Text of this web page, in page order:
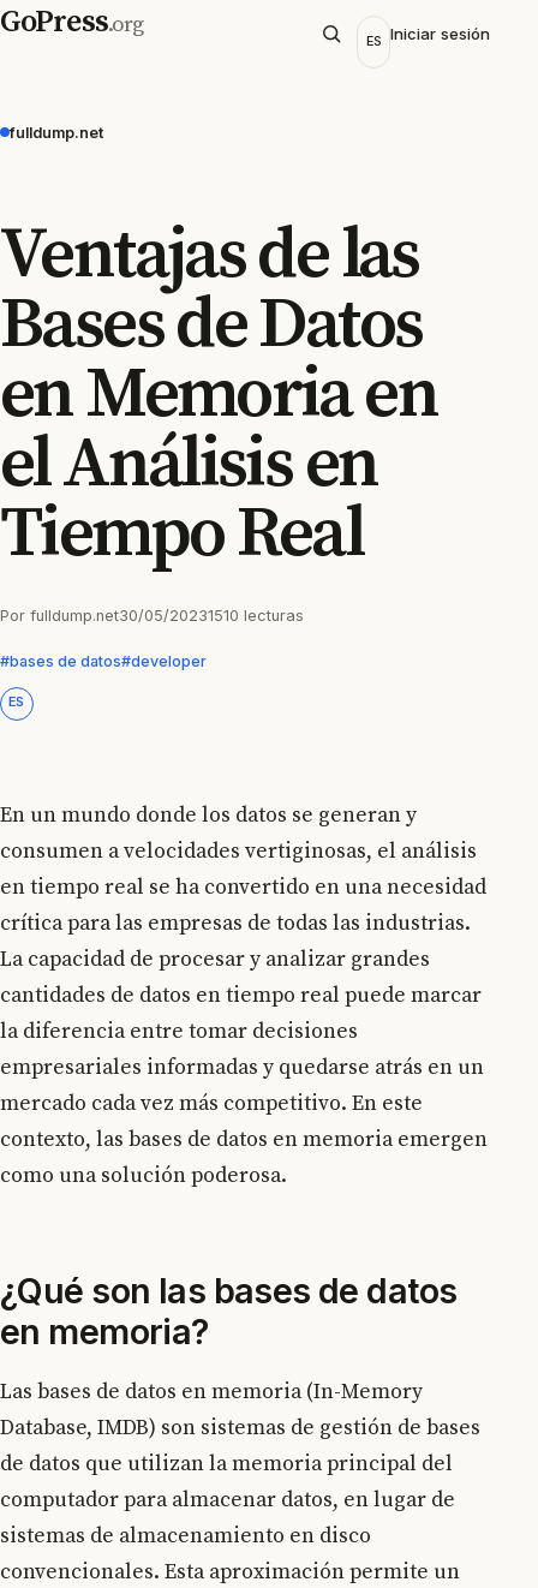
GoPress.org
ES Iniciar sesión
fulldump.net
Ventajas de las
Bases de Datos
en Memoria en
el Análisis en
Tiempo Real
Por fulldump.net30/05/20231510 lecturas
#bases de datos#developer
ES
En un mundo donde los datos se generan y
consumen a velocidades vertiginosas, el análisis
en tiempo real se ha convertido en una necesidad
crítica para las empresas de todas las industrias.
La capacidad de procesar y analizar grandes
cantidades de datos en tiempo real puede marcar
la diferencia entre tomar decisiones
empresariales informadas y quedarse atrás en un
mercado cada vez más competitivo. En este
contexto, las bases de datos en memoria emergen
como una solución poderosa.
¿Qué son las bases de datos
en memoria?
Las bases de datos en memoria (In-Memory
Database, IMDB) son sistemas de gestión de bases
de datos que utilizan la memoria principal del
computador para almacenar datos, en lugar de
sistemas de almacenamiento en disco
convencionales. Esta aproximación permite un